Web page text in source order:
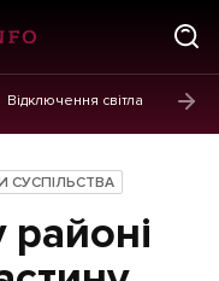
Відключення світла
СУСПІЛЬСТВА